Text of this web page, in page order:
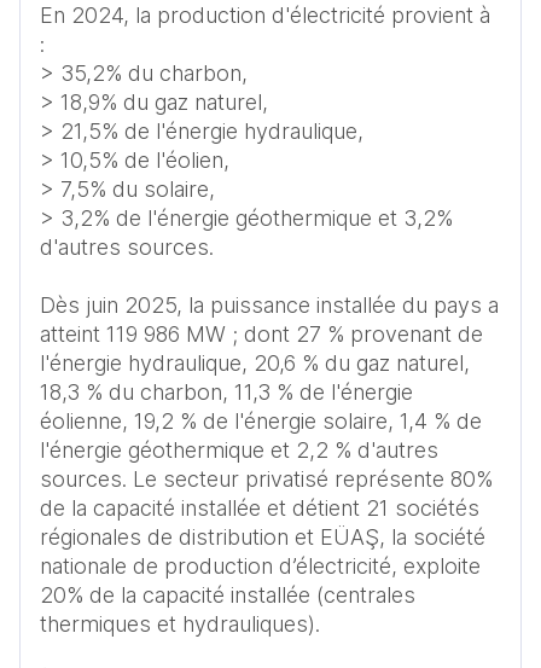
En 2024, la production d'électricité provient à
:
> 35,2% du charbon,
> 18,9% du gaz naturel,
> 21,5% de l'énergie hydraulique,
> 10,5% de l'éolien,
> 7,5% du solaire,
> 3,2% de l'énergie géothermique et 3,2%
d'autres sources.
Dès juin 2025, la puissance installée du pays a
atteint 119 986 MW ; dont 27 % provenant de
l'énergie hydraulique, 20,6 % du gaz naturel,
18,3 % du charbon, 11,3 % de l'énergie
éolienne, 19,2 % de l'énergie solaire, 1,4 % de
l'énergie géothermique et 2,2 % d'autres
sources. Le secteur privatisé représente 80%
de la capacité installée et détient 21 sociétés
régionales de distribution et EÜAŞ, la société
nationale de production d’électricité, exploite
20% de la capacité installée (centrales
thermiques et hydrauliques).